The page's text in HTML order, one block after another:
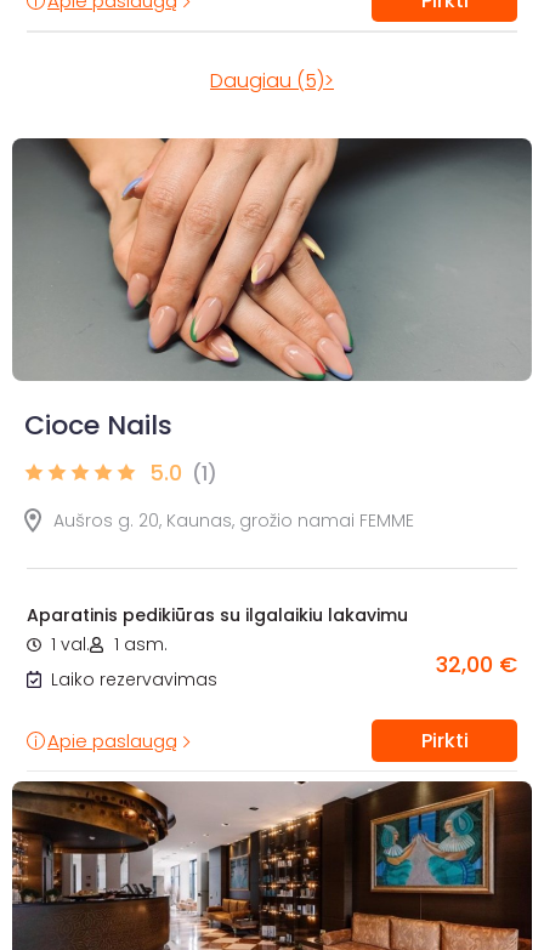
Daugiau (5)>
Cioce Nails
5.0 (1)
Aušros g. 20, Kaunas, grožio namai FEMME
Aparatinis pedikiūras su ilgalaikiu lakavimu
1 val.
1 asm.
Laiko rezervavimas
32,00 €
Apie paslaugą Pirkti